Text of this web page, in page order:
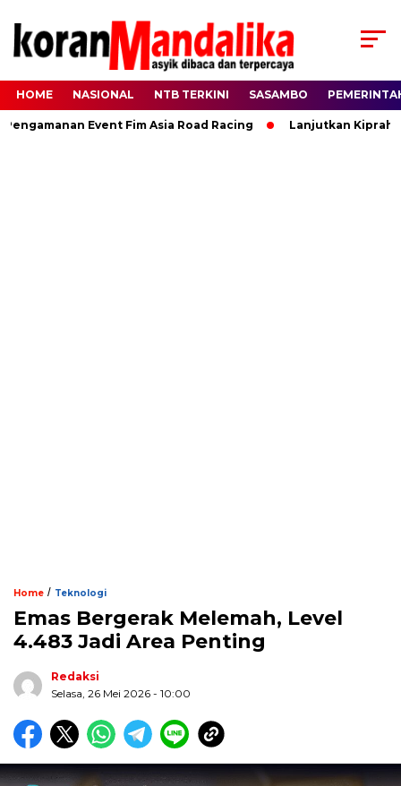
HOME NASIONAL NTB TERKINI SASAMBO
Event Fim Asia Road Racing Lanjutkan Kiprah
Home / Teknologi
Emas Bergerak Melemah, Level
4.483 Jadi Area Penting
Redaksi
Selasa, 26 Mei 2026 - 10:00